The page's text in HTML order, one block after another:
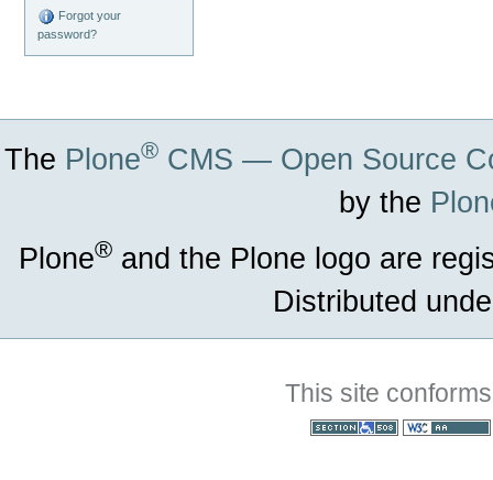
Forgot your
password?
The Plone® CMS — Open Source
by the
Plone® and the Plone logo are
Distributed
This site